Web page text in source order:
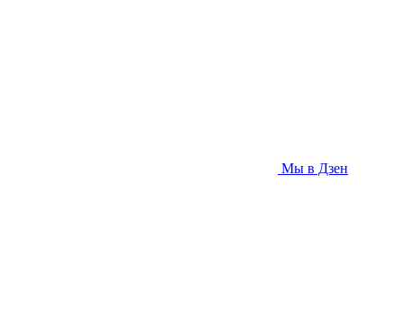
Мы в Дзен